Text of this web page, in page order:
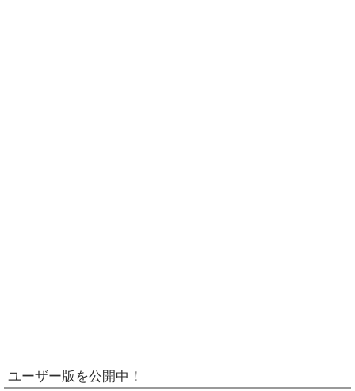
ユーザー版を公開中！